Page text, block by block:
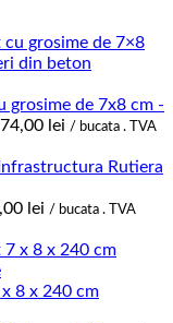
grosime de 7x8 cm -
74,00 lei Interval
prețuri:
până
74,00 lei
/ bucata . TVA
lei / bucata . TVA
8 x 240 cm